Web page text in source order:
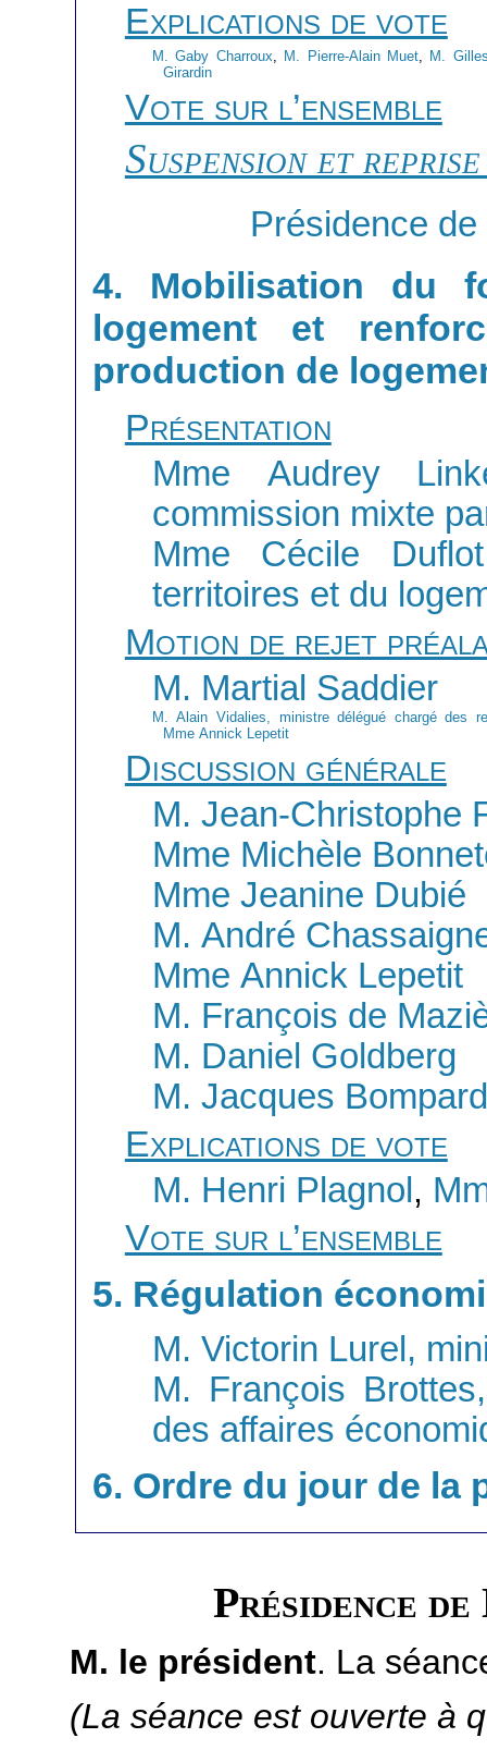
Explications de vote
M. Gaby Charroux, M. Pierre-Alain Muet, M.
Girardin
Vote sur l’ensemble
Suspension et
Présidence
4. Mobilisation du
logement et
production de
Présentation
Mme Audrey
commission mixte
Mme Cécile
territoires et du
Motion de rejet
M. Martial Saddier
M. Alain Vidalies, ministre délégué chargé des
Mme Annick Lepetit
Discussion générale
M. Jean-Christophe
Mme Michèle
Mme Jeanine Dubié
M. André
Mme Annick Lepetit
M. François de
M. Daniel Goldberg
M. Jacques Bompard
Explications de vote
M. Henri Plagnol ,
Vote sur l’ensemble
5. Régulation
M. Victorin Lurel,
M. François
des affaires
6. Ordre du jour de la
Présidence
M. le président. La
(La séance est ouverte à